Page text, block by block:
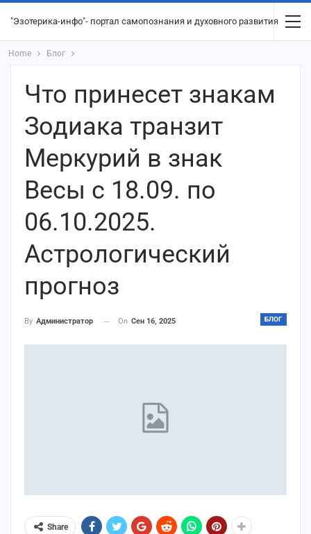
"Эзотерика-инфо"- портал самопознания и духовного развития
Home Блог
Что принесет знакам
Зодиака транзит
Меркурий в знак
Весы с 18.09. по
06.10.2025.
Астрологический
прогноз
БЛОГ
By Администратор On Сен 16, 2025
Share